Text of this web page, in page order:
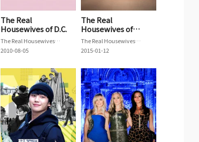
The Real
Housewives of D.C.
The Real Housewives of D.C.
2010-08-05
The Real
Housewives of
Cheshire
The Real Housewives of Cheshire
2015-01-12